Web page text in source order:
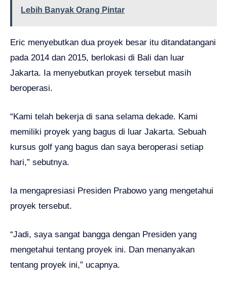
Lebih Banyak Orang Pintar
Eric menyebutkan dua proyek besar itu ditandatangani
pada 2014 dan 2015, berlokasi di Bali dan luar
Jakarta. Ia menyebutkan proyek tersebut masih
beroperasi.
“Kami telah bekerja di sana selama dekade. Kami
memiliki proyek yang bagus di luar Jakarta. Sebuah
kursus golf yang bagus dan saya beroperasi setiap
hari,” sebutnya.
Ia mengapresiasi Presiden Prabowo yang mengetahui
proyek tersebut.
“Jadi, saya sangat bangga dengan Presiden yang
mengetahui tentang proyek ini. Dan menanyakan
tentang proyek ini,” ucapnya.